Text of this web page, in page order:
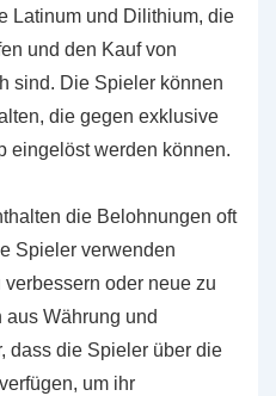
Latinum und Dilithium, die
und den Kauf von
sind. Die Spieler können
die gegen exklusive
eingelöst werden können.
die Belohnungen oft
Spieler verwenden
oder neue zu
Währung und
dass die Spieler über die
um ihr